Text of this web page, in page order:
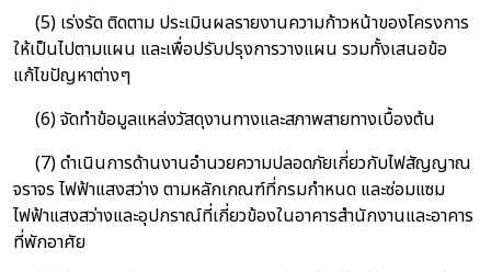
(5) เร่งรัด ติดตาม ประเมินผลรายงานความก้าวหน้าของโครงการ
ให้เป็นไปตามแผน และเพื่อปรับปรุงการวางแผน รวมทั้งเสนอข้อ
แก้ไขปัญหาต่างๆ
(6) จัดทำข้อมูลแหล่งวัสดุงานทางและสภาพสายทางเบื้องต้น
(7) ดำเนินการด้านงานอำนวยความปลอดภัยเกี่ยวกับไฟสัญญาณ
จราจร ไฟฟ้าแสงสว่าง ตามหลักเกณฑ์ที่กรมกำหนด และซ่อมแซม
ไฟฟ้าแสงสว่างและอุปกราณ์ที่เกี่ยวข้องในอาคารสำนักงานและอาคาร
ที่พักอาศัย